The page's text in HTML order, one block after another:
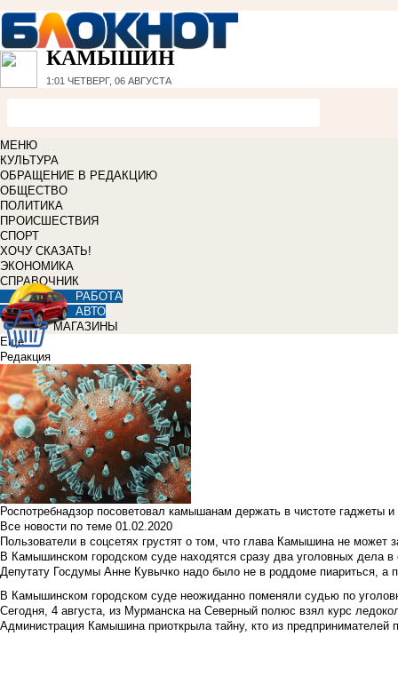
КАМЫШИН
1:01 ЧЕТВЕРГ, 06 АВГУСТА
МЕНЮ
КУЛЬТУРА
ОБРАЩЕНИЕ В РЕДАКЦИЮ
ОБЩЕСТВО
ПОЛИТИКА
ПРОИСШЕСТВИЯ
СПОРТ
ХОЧУ СКАЗАТЬ!
ЭКОНОМИКА
СПРАВОЧНИК
РАБОТА
АВТО
МАГАЗИНЫ
Еще
Редакция
Роспотребнадзор посоветовал камышанам держать в чистоте гаджеты
Все новости по теме 01.02.2020
Пользователи в соцсетях грустят о том, что глава Камышина не может
В Камышинском городском суде находятся сразу два уголовных дела
Депутату Госдумы Анне Кувычко надо было не в роддоме пиариться, а
В Камышинском городском суде неожиданно поменяли судью по
Сегодня, 4 августа, из Мурманска на Северный полюс взял курс
Администрация Камышина приоткрыла тайну, кто из предпринимателей